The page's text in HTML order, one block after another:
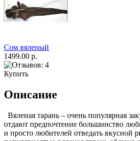
Сом вяленый
1499.00 р.
Купить
Описание
Вяленая тарань – очень популярная
отдают предпочтение большинство
и просто любителей отведать вкусной